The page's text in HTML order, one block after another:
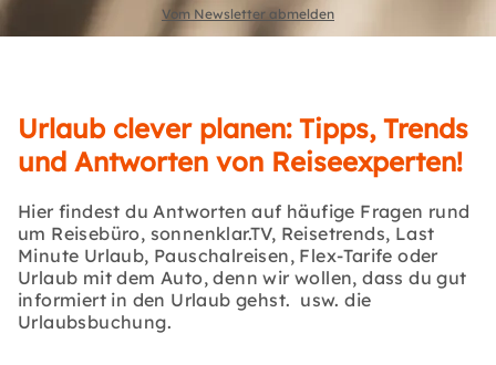
Vom Newsletter abmelden
Urlaub clever planen: Tipps, Trends
und Antworten von Reiseexperten!
Hier findest du Antworten auf häufige Fragen rund
um Reisebüro, sonnenklar.TV, Reisetrends, Last
Minute Urlaub, Pauschalreisen, Flex-Tarife oder
Urlaub mit dem Auto, denn wir wollen, dass du gut
informiert in den Urlaub gehst. usw. die
Urlaubsbuchung.